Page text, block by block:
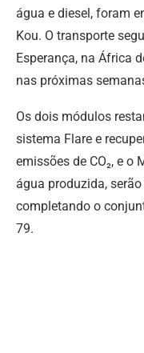
água e diesel, foram
Kou. O transporte
Esperança, na África
nas próximas
Os dois módulos
sistema Flare e
emissões de CO₂, e o
água produzida,
completando o
79.